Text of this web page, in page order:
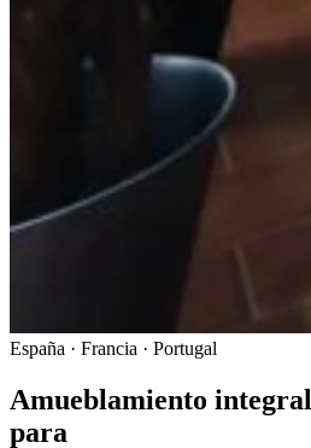
España · Francia · Portugal
Amueblamiento integral
para